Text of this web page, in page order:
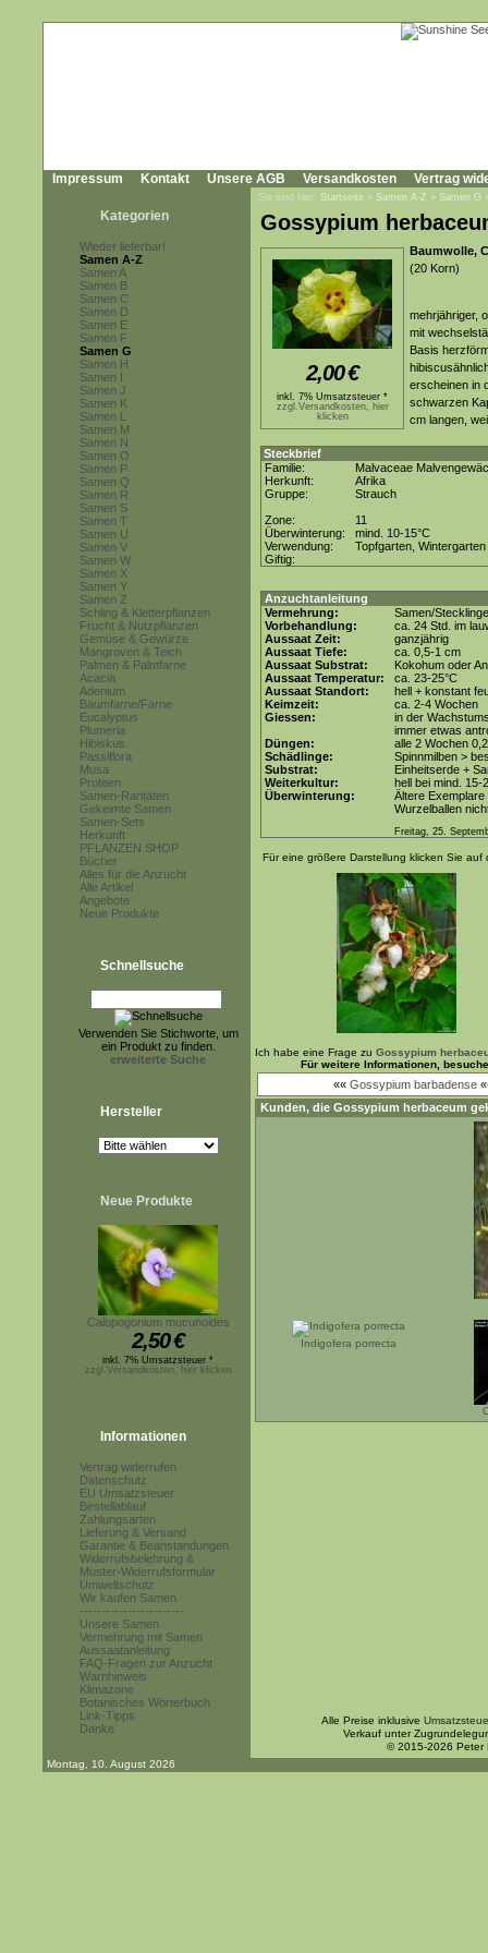
Impressum Kontakt Unsere AGB Versandkosten Vertrag
Kategorien
Wieder lieferbar!
Samen A-Z
Samen A
Samen B
Samen C
Samen D
Samen E
Samen F
Samen G
Samen H
Samen I
Samen J
Samen K
Samen L
Samen M
Samen N
Samen O
Samen P
Samen Q
Samen R
Samen S
Samen T
Samen U
Samen V
Samen W
Samen X
Samen Y
Samen Z
Schling & Kletterpflanzen
Frucht & Nutzpflanzen
Gemüse & Gewürze
Mangroven & Teich
Palmen & Palmfarne
Acacia
Adenium
Baumfarne/Farne
Eucalyptus
Plumeria
Hibiskus
Passiflora
Musa
Proteen
Samen-Raritäten
Gekeimte Samen
Samen-Sets
Herkunft
PFLANZEN SHOP
Bücher
Alles für die Anzucht
Alle Artikel
Angebote
Neue Produkte
Schnellsuche
Verwenden Sie Stichworte, um
ein Produkt zu finden.
erweiterte Suche
Hersteller
Neue Produkte
Calopogonium mucunoides
2,50€
inkl. 7% Umsatzsteuer *
zzgl.Versandkosten, hier klicken
Informationen
Vertrag widerrufen
Datenschutz
EU Umsatzsteuer
Bestellablauf
Zahlungsarten
Lieferung & Versand
Garantie & Beanstandungen
Widerrufsbelehrung &
Muster-Widerrufsformular
Umweltschutz
Wir kaufen Samen
------------------------
Unsere Samen
Vermehrung mit Samen
Aussaatanleitung
FAQ-Fragen zur Anzucht
Warnhinweis
Klimazone
Botanisches Wörterbuch
Link-Tipps
Danke
Sie sind hier: Startseite » Samen A-Z » Samen G
Gossypium
2,00€
inkl. 7% Umsatzsteuer *
zzgl.Versandkosten, hier
klicken
Baumwolle,
(20 Korn)
mehrjähriger,
mit
Basis
erscheinen in
schwarzen
cm langen,
Steckbrief
Familie:
Malvaceae
Herkunft:
Afrika
Gruppe:
Strauch
Zone:
11
Überwinterung:
mind. 10-15°C
Verwendung:
Topfgarten, Wintergarten
Giftig:
Anzuchtanleitung
Vermehrung:
Samen/Stecklinge
Vorbehandlung:
ca. 24 Std. im
Aussaat Zeit:
ganzjährig
Aussaat Tiefe:
ca. 0,5-1 cm
Aussaat Substrat:
Kokohum oder
Aussaat Temperatur:
ca. 23-25°C
Aussaat Standort:
hell + konstant
Keimzeit:
ca. 2-4 Wochen
Giessen:
in der
immer etwas
Düngen:
alle 2 Wochen
Schädlinge:
Spinnmilben >
Substrat:
Einheitserde +
Weiterkultur:
hell bei mind. 15-
Überwinterung:
Ältere
Wurzelballen
Freitag, 25.
Für eine größere Darstellung klicken Sie auf
Ich habe eine Frage zu Gossypium
Für weitere Informationen,
«« Gossypium barbadense
Kunden, die Gossypium herbaceum
Indigofera porrecta
Alle Preise inklusive
Verkauf unter
© 2015-2026 Peter
Montag, 10. August 2026